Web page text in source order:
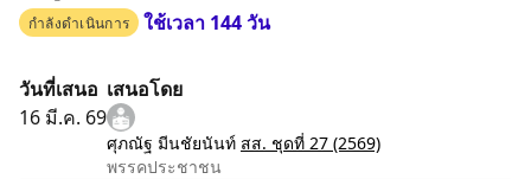
กำลังดำเนินการ ใช้เวลา 144 วัน
วันที่เสนอ
16 มี.ค. 69
เสนอโดย
ศุภณัฐ มีนชัยนันท์ สส. ชุดที่ 27 (2569)
พรรคประชาชน